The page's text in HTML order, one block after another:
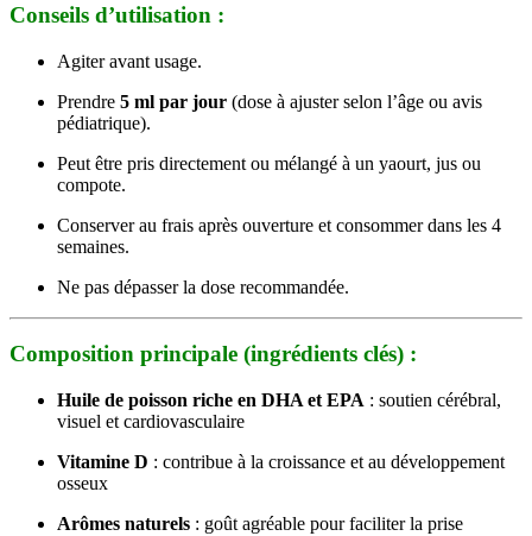
Conseils d’utilisation :
Agiter avant usage.
Prendre 5 ml par jour (dose à ajuster selon l’âge ou avis
pédiatrique).
Peut être pris directement ou mélangé à un yaourt, jus ou
compote.
Conserver au frais après ouverture et consommer dans les 4
semaines.
Ne pas dépasser la dose recommandée.
Composition principale (ingrédients clés) :
Huile de poisson riche en DHA et EPA : soutien cérébral,
visuel et cardiovasculaire
Vitamine D : contribue à la croissance et au développement
osseux
Arômes naturels : goût agréable pour faciliter la prise